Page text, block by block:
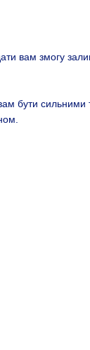
вам змогу
бути